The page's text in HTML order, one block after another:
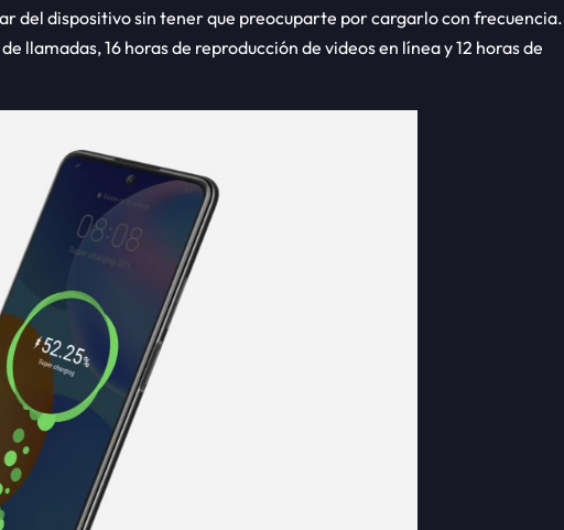
del dispositivo sin tener que preocuparte por cargarlo con frecuencia.
llamadas, 16 horas de reproducción de videos en línea y 12 horas de